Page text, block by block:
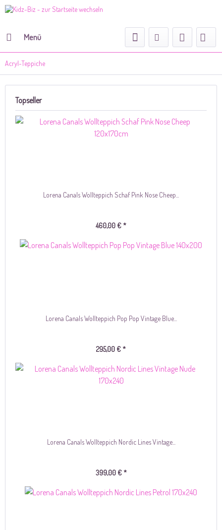
Menü
Acryl-Teppiche
Topseller
Lorena Canals Wollteppich Schaf Pink Nose Cheep...
460,00 € *
Lorena Canals Wollteppich Pop Pop Vintage Blue...
295,00 € *
Lorena Canals Wollteppich Nordic Lines Vintage...
399,00 € *